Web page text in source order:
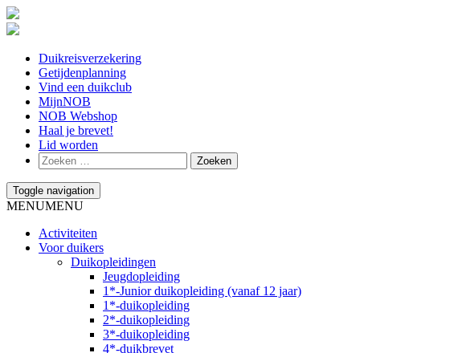
Duikreisverzekering
Getijdenplanning
Vind een duikclub
MijnNOB
NOB Webshop
Haal je brevet!
Lid worden
Toggle navigation
MENUMENU
Activiteiten
Voor duikers
Duikopleidingen
Jeugdopleiding
1*-Junior duikopleiding (vanaf 12 jaar)
1*-duikopleiding
2*-duikopleiding
3*-duikopleiding
4*-duikbrevet